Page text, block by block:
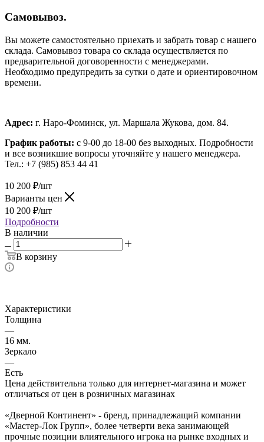
Самовывоз.
Вы можете самостоятельно приехать и забрать товар с нашего
склада. Самовывоз товара со склада осуществляется по
предварительной договоренности с менеджерами.
Необходимо предупредить за сутки о дате и ориентировочном
времени.
Адрес: г. Наро-Фоминск, ул. Маршала Жукова, дом. 84.
График работы: с 9-00 до 18-00 без выходных. Подробности
и все возникшие вопросы уточняйте у нашего менеджера.
Тел.: +7 (985) 853 44 41
10 200 ₽/шт
Варианты цен
10 200 ₽/шт
Подробности
В наличии
В корзину
Характеристики
Толщина
—
16 мм.
Зеркало
—
Есть
Цена действительна только для интернет-магазина и может
отличаться от цен в розничных магазинах
«Дверной Континент» - бренд, принадлежащий компании
«Мастер-Лок Групп», более четверти века занимающей
прочные позиции влиятельного игрока на рынке входных и